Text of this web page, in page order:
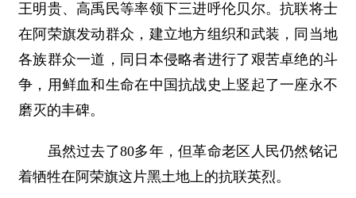
王明贵、高禹民等率领下三进呼伦贝尔。抗联将士
在阿荣旗发动群众，建立地方组织和武装，同当地
各族群众一道，同日本侵略者进行了艰苦卓绝的斗
争，用鲜血和生命在中国抗战史上竖起了一座永不
磨灭的丰碑。
虽然过去了80多年，但革命老区人民仍然铭记
着牺牲在阿荣旗这片黑土地上的抗联英烈。